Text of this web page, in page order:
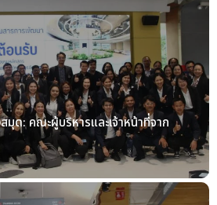
ด: คณะผู้บริหารและเจ้าหน้าที่จาก